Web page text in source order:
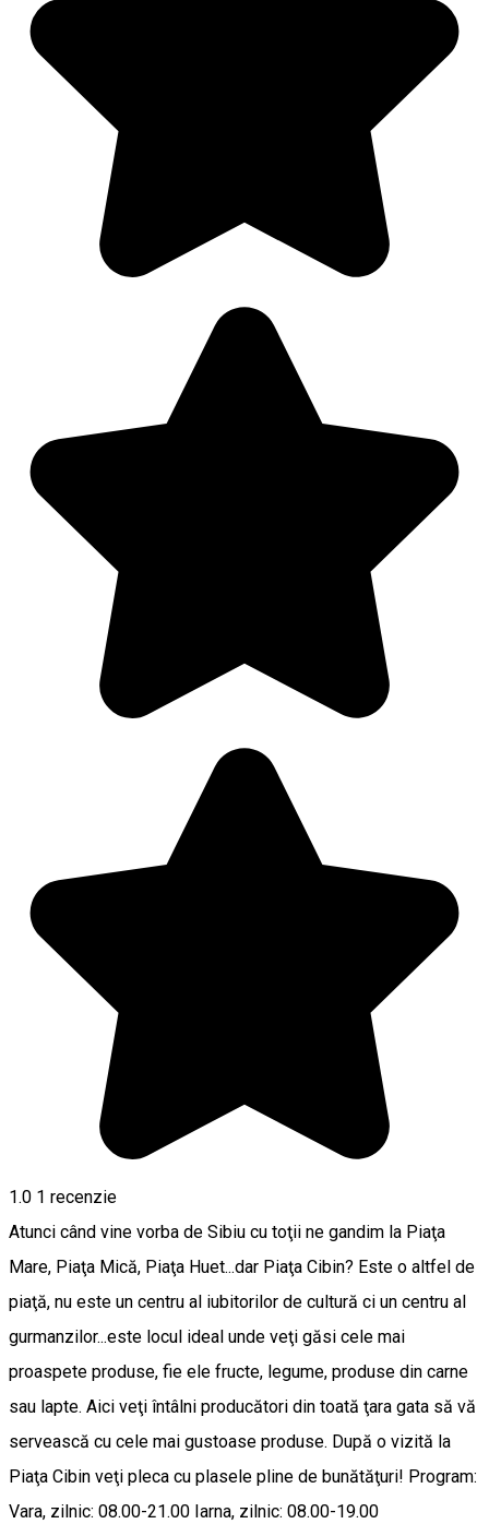
1.0 1 recenzie
Atunci când vine vorba de Sibiu cu toţii ne gandim la Piaţa
Mare, Piaţa Mică, Piaţa Huet...dar Piaţa Cibin? Este o altfel de
piaţă, nu este un centru al iubitorilor de cultură ci un centru al
gurmanzilor...este locul ideal unde veţi găsi cele mai
proaspete produse, fie ele fructe, legume, produse din carne
sau lapte. Aici veţi întâlni producători din toată ţara gata să vă
servească cu cele mai gustoase produse. După o vizită la
Piaţa Cibin veţi pleca cu plasele pline de bunătăţuri! Program:
Vara, zilnic: 08.00-21.00 Iarna, zilnic: 08.00-19.00